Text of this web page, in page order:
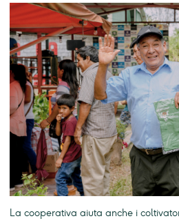
La cooperativa aiuta anche i